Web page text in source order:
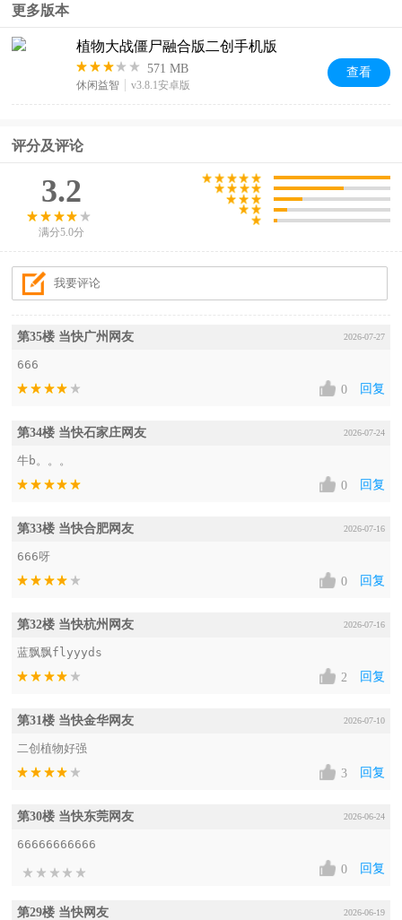
更多版本
植物大战僵尸融合版二创手机版
571 MB
休闲益智 v3.8.1安卓版
查看
评分及评论
3.2
满分5.0分
第35楼 当快广州网友 2026-07-27
666
0
回复
第34楼 当快石家庄网友 2026-07-24
牛b。。。
0
回复
第33楼 当快合肥网友 2026-07-16
666呀
0
回复
第32楼 当快杭州网友 2026-07-16
蓝飘飘flyyyds
2
回复
第31楼 当快金华网友 2026-07-10
二创植物好强
3
回复
第30楼 当快东莞网友 2026-06-24
66666666666
0
回复
第29楼 当快网友 2026-06-19